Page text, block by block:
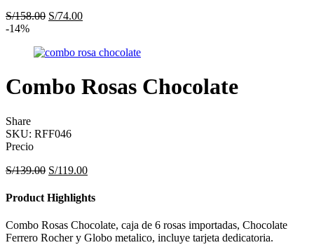
S/158.00 S/74.00
-14%
Combo Rosas Chocolate
Share
SKU: RFF046
Precio
S/139.00 S/119.00
Product Highlights
Combo Rosas Chocolate, caja de 6 rosas importadas, Chocolate
Ferrero Rocher y Globo metalico, incluye tarjeta dedicatoria.